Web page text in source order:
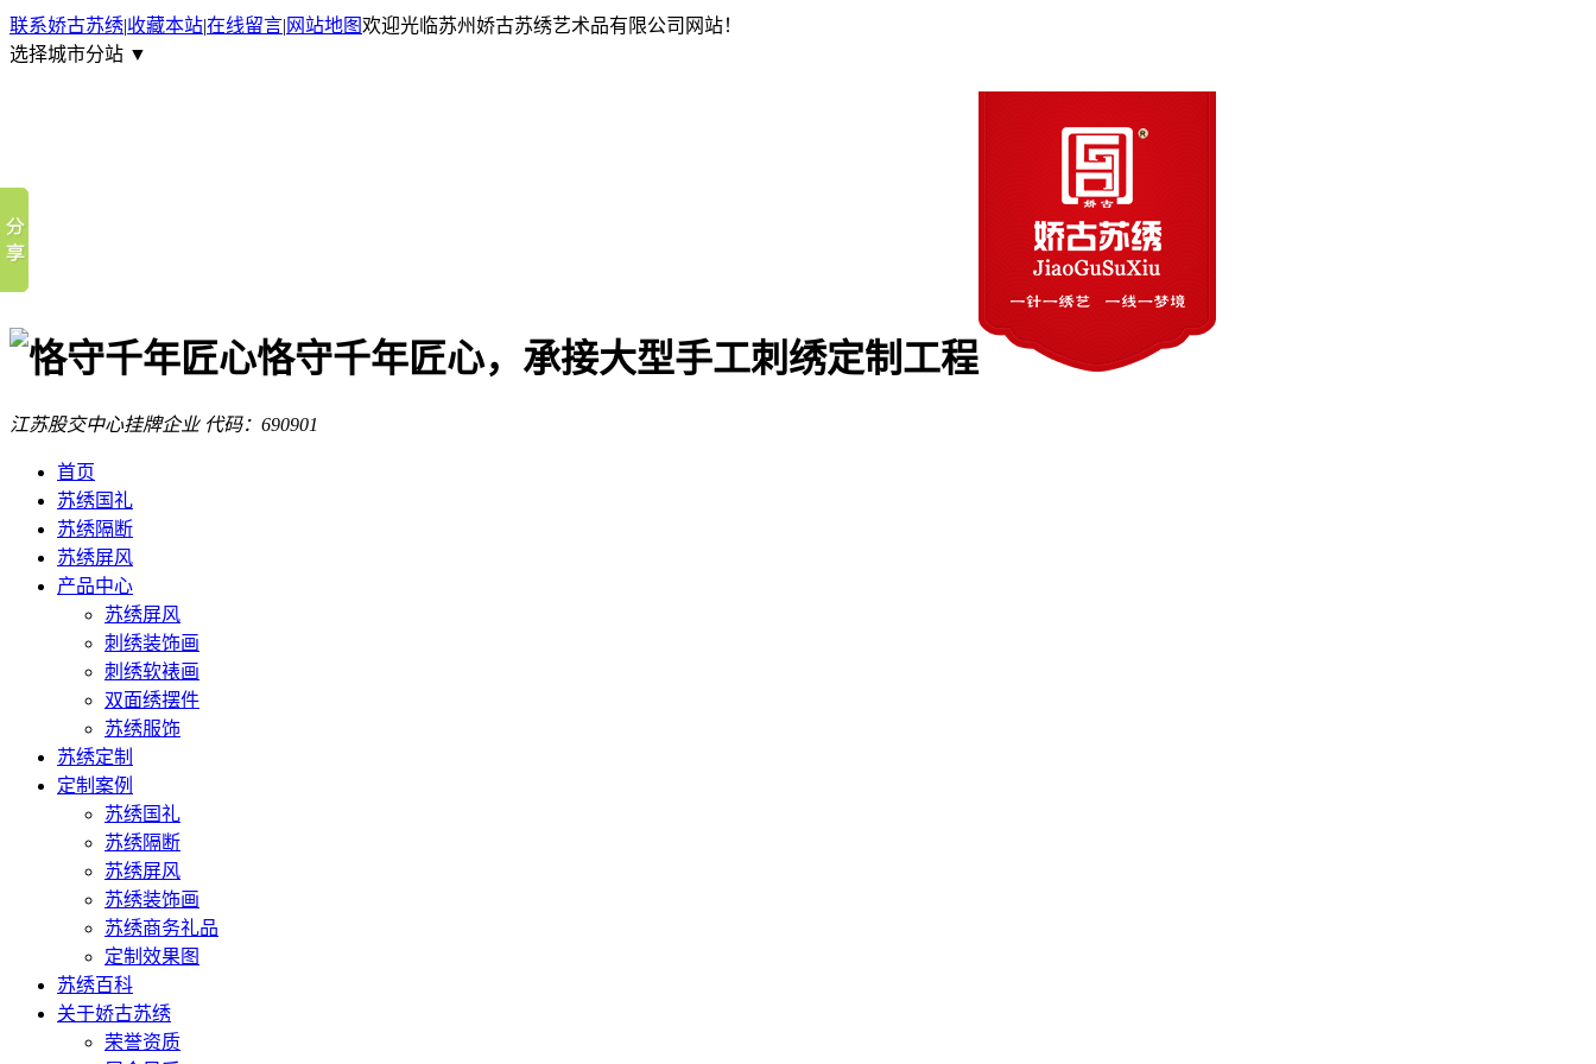
联系娇古苏绣|收藏本站|在线留言| 网站地图欢迎光临苏州娇古苏绣艺术品有限公司网站！
选择城市分站 ▼
恪守千年匠心，承接大型手工刺绣定制工程
江苏股交中心挂牌企业 代码：690901
首页
苏绣国礼
苏绣隔断
苏绣屏风
产品中心
苏绣屏风
刺绣装饰画
刺绣软裱画
双面绣摆件
苏绣服饰
苏绣定制
定制案例
苏绣国礼
苏绣隔断
苏绣屏风
苏绣装饰画
苏绣商务礼品
定制效果图
苏绣百科
关于娇古苏绣
荣誉资质